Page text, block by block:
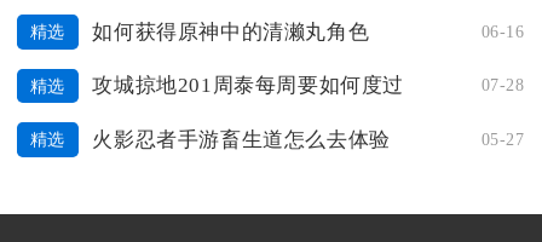
精选 如何获得原神中的清濑丸角色 06-16
精选 攻城掠地201周泰每周要如何度过 07-28
精选 火影忍者手游畜生道怎么去体验 05-27